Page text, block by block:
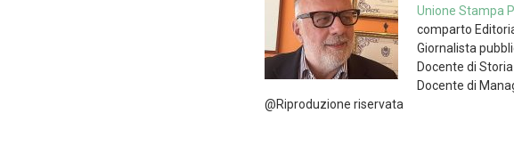
Unione Stampa
comparto
Giornalista
Docente di
Docente di
@Riproduzione riservata